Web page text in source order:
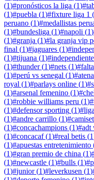
(1)#pronósticos la liga (1)#
(1)#puebla (1)#fixture liga 1 (
peruano (1)#medallistas
(1)#bundesliga (1)#napoli (1)
(1)#granja (1)#la granja vip
final (1)#jaguares (1)#
(1)#tijuana (1)#
(1)#thunder(1)#nets (1)#
(1)#perú vs senegal (1)#
royal (1)#parlays online (1)#
(1)#arsenal femenino (1)#
(1)#robbie williams peru (1)#
(1)#defensor sporting (1)#
(1)#andre carrillo (1)#
(1)#concachampions (1)#adt
(1)#concacaf(1)#real betis (1
(1)#apuestas entretenimiento
(1)#gran premio de china (1)
(1)#newcastle (1)#bulls (1)#
(1)#junior(1)#leverkusen (1)